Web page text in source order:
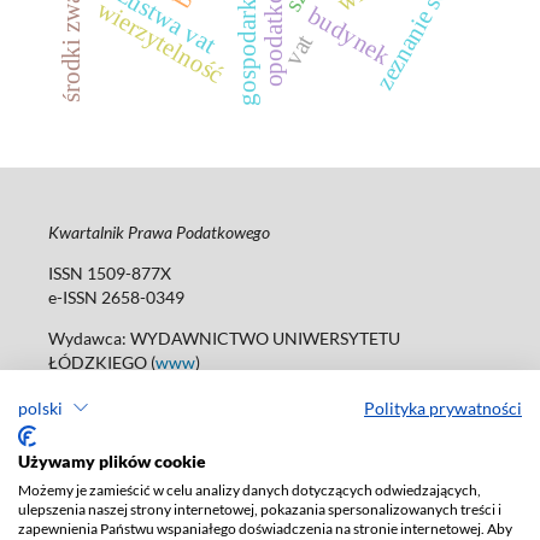
polski Polityka prywatności
Używamy plików cookie
Możemy je zamieścić w celu analizy danych dotyczących odwiedzających,
ulepszenia naszej strony internetowej, pokazania spersonalizowanych treści i
zapewnienia Państwu wspaniałego doświadczenia na stronie internetowej. Aby
budynekzeznanie sd-3
wierzytelność vat
Kwartalnik Prawa Podatkowego
ISSN 1509-877X
e-ISSN 2658-0349
Wydawca: WYDAWNICTWO UNIWERSYTETU
ŁÓDZKIEGO (www)
tel. 42 235 01 65; 42 635 55 80
Deklaracja dostępności